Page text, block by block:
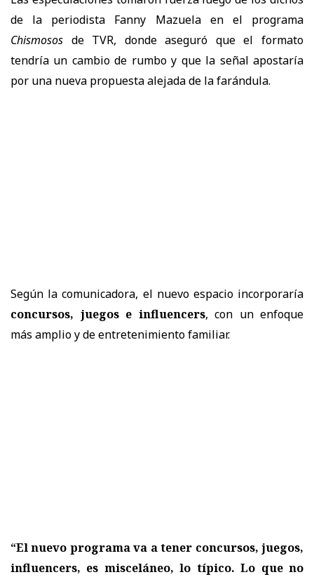
de la periodista Fanny Mazuela en el programa
Chismosos de TVR, donde aseguró que el formato
tendría un cambio de rumbo y que la señal apostaría
por una nueva propuesta alejada de la farándula.
Según la comunicadora, el nuevo espacio incorporaría
concursos, juegos e influencers, con un enfoque
más amplio y de entretenimiento familiar.
“El nuevo programa va a tener concursos, juegos,
influencers, es misceláneo, lo típico. Lo que no